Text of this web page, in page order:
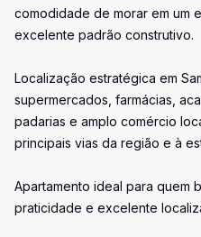
comodidade de morar em um
excelente padrão construtivo.
Localização estratégica em
supermercados, farmácias,
padarias e amplo comércio
principais vias da região e à
Apartamento ideal para quem
praticidade e excelente